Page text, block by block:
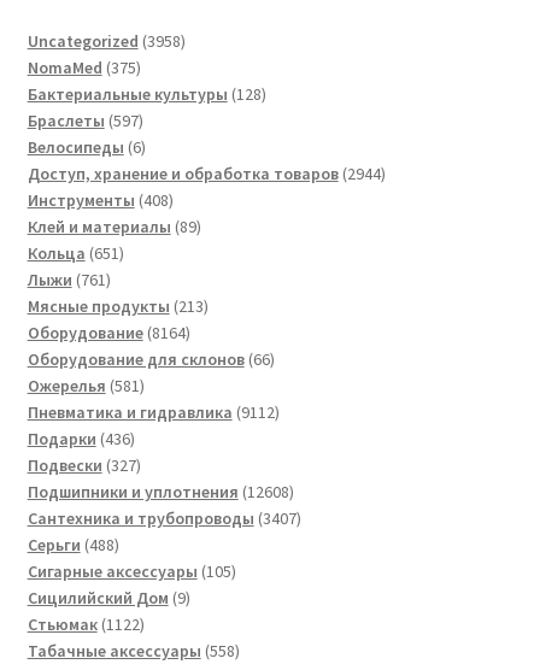
Uncategorized 39583958
NomaMed 375375
товаров
Бактериальные культуры 128128
Браслеты 597597
товаров
Велосипеды 66
товаров
Доступ, хранение и обработка товаров 29442944
Инструменты 408408
товаров
Клей и материалы 8989
Кольца 651651
Лыжи 761761
товар
Мясные продукты 213213
Оборудование 81648164
товара
Оборудование для склонов 6666
Ожерелья 581581
товар
Пневматика и гидравлика 91129112
Подарки 436436
товаров
Подвески 327327
товаров
Подшипники и уплотнения 1260812608
товаров
Сантехника и трубопроводы 34073407
Серьги 488488
товаров
Сигарные аксессуары 105105
Сицилийский Дом 99
Стьюмак 11221122
товара
Табачные аксессуары 558558